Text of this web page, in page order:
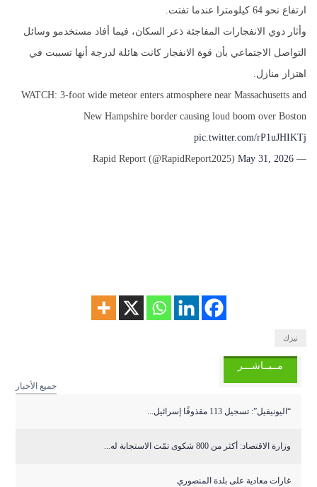
ارتفاع نحو 64 كيلومترا عندما تفتت.
وأثار دوي الانفجارات المفاجئة ذعر السكان، فيما أفاد مستخدمو وسائل
التواصل الاجتماعي بأن قوة الانفجار كانت هائلة لدرجة أنها تسببت في
اهتزاز منازل.
WATCH: 3-foot wide meteor enters atmosphere near Massachusetts and
New Hampshire border causing loud boom over Boston
pic.twitter.com/rP1uJHIKTj
— Rapid Report (@RapidReport2025)
May 31, 2026
نيزك
مــبــاشـــر
جميع الأخبار
“اليونيفيل”: تسجيل 113 مقذوفًا إسرائيل...
وزارة الاقتصاد: أكثر من 800 شكوى تمّت الاستجابة له...
غارات معادية على بلدة المنصوري